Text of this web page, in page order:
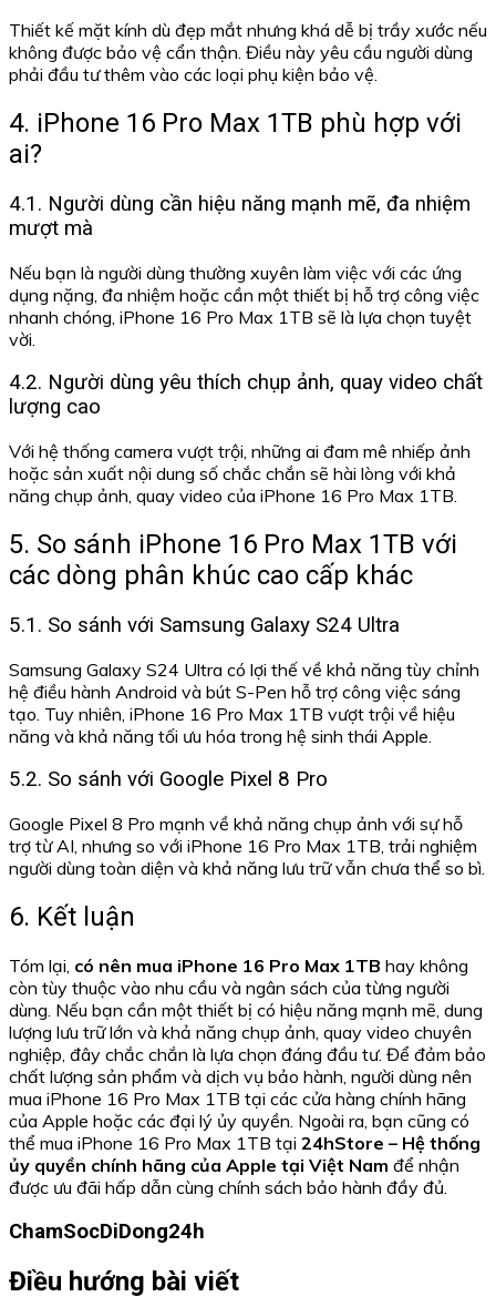
Thiết kế mặt kính dù đẹp mắt nhưng khá dễ bị trầy xước nếu
không được bảo vệ cẩn thận. Điều này yêu cầu người dùng
phải đầu tư thêm vào các loại phụ kiện bảo vệ.
4. iPhone 16 Pro Max 1TB phù hợp với
ai?
4.1. Người dùng cần hiệu năng mạnh mẽ, đa nhiệm
mượt mà
Nếu bạn là người dùng thường xuyên làm việc với các ứng
dụng nặng, đa nhiệm hoặc cần một thiết bị hỗ trợ công việc
nhanh chóng, iPhone 16 Pro Max 1TB sẽ là lựa chọn tuyệt
vời.
4.2. Người dùng yêu thích chụp ảnh, quay video chất
lượng cao
Với hệ thống camera vượt trội, những ai đam mê nhiếp ảnh
hoặc sản xuất nội dung số chắc chắn sẽ hài lòng với khả
năng chụp ảnh, quay video của iPhone 16 Pro Max 1TB.
5. So sánh iPhone 16 Pro Max 1TB với
các dòng phân khúc cao cấp khác
5.1. So sánh với Samsung Galaxy S24 Ultra
Samsung Galaxy S24 Ultra có lợi thế về khả năng tùy chỉnh
hệ điều hành Android và bút S-Pen hỗ trợ công việc sáng
tạo. Tuy nhiên, iPhone 16 Pro Max 1TB vượt trội về hiệu
năng và khả năng tối ưu hóa trong hệ sinh thái Apple.
5.2. So sánh với Google Pixel 8 Pro
Google Pixel 8 Pro mạnh về khả năng chụp ảnh với sự hỗ
trợ từ AI, nhưng so với iPhone 16 Pro Max 1TB, trải nghiệm
người dùng toàn diện và khả năng lưu trữ vẫn chưa thể so bì.
6. Kết luận
Tóm lại, có nên mua iPhone 16 Pro Max 1TB hay không
còn tùy thuộc vào nhu cầu và ngân sách của từng người
dùng. Nếu bạn cần một thiết bị có hiệu năng mạnh mẽ, dung
lượng lưu trữ lớn và khả năng chụp ảnh, quay video chuyên
nghiệp, đây chắc chắn là lựa chọn đáng đầu tư. Để đảm bảo
chất lượng sản phẩm và dịch vụ bảo hành, người dùng nên
mua iPhone 16 Pro Max 1TB tại các cửa hàng chính hãng
của Apple hoặc các đại lý ủy quyền. Ngoài ra, bạn cũng có
thể mua iPhone 16 Pro Max 1TB tại 24hStore – Hệ thống
ủy quyền chính hãng của Apple tại Việt Nam để nhận
được ưu đãi hấp dẫn cùng chính sách bảo hành đầy đủ.
ChamSocDiDong24h
Điều hướng bài viết